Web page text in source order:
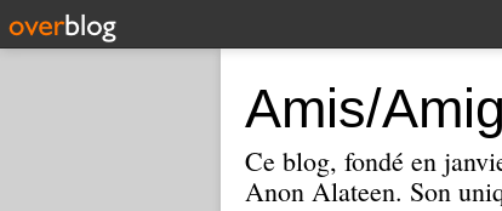
Amis/
Ce blog, fondé en
Anon Alateen. Son